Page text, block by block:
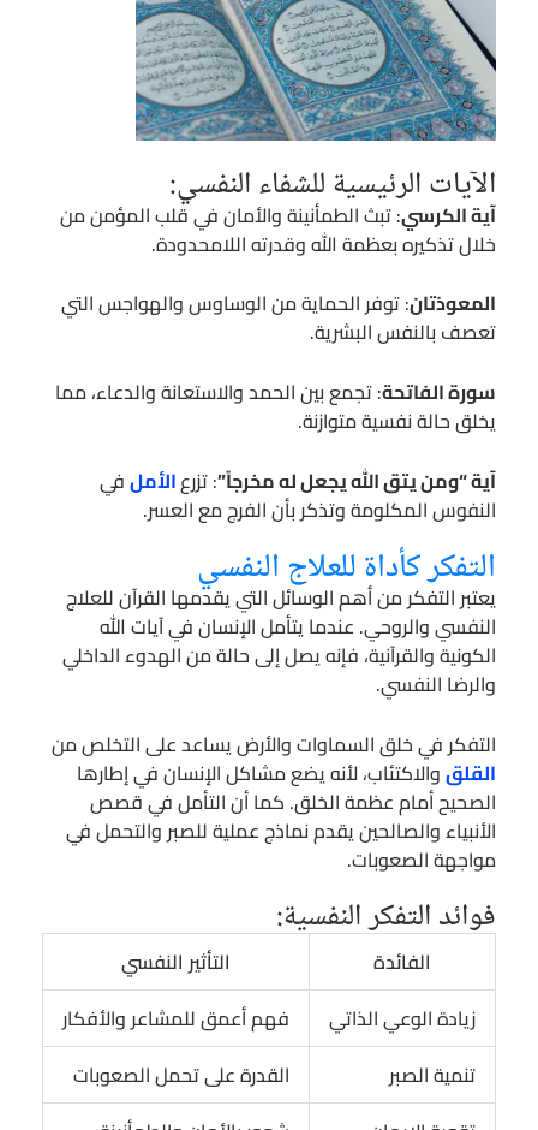
الآيات الرئيسية للشفاء النفسي:
آية الكرسي: تبث الطمأنينة والأمان في قلب المؤمن من
خلال تذكيره بعظمة الله وقدرته اللامحدودة.
المعوذتان: توفر الحماية من الوساوس والهواجس التي
تعصف بالنفس البشرية.
سورة الفاتحة: تجمع بين الحمد والاستعانة والدعاء، مما
يخلق حالة نفسية متوازنة.
آية “ومن يتق الله يجعل له مخرجاً”: تزرعالأملفي
النفوس المكلومة وتذكر بأن الفرج مع العسر.
التفكر كأداة للعلاج النفسي
يعتبر التفكر من أهم الوسائل التي يقدمها القرآن للعلاج
النفسي والروحي. عندما يتأمل الإنسان في آيات الله
الكونية والقرآنية، فإنه يصل إلى حالة من الهدوء الداخلي
والرضا النفسي.
التفكر في خلق السماوات والأرض يساعد على التخلص من
القلقوالاكتئاب، لأنه يضع مشاكل الإنسان في إطارها
الصحيح أمام عظمة الخلق. كما أن التأمل في قصص
الأنبياء والصالحين يقدم نماذج عملية للصبر والتحمل في
مواجهة الصعوبات.
فوائد التفكر النفسية:
الفائدة
التأثير النفسي
زيادة الوعي الذاتي
فهم أعمق للمشاعر والأفكار
تنمية الصبر
القدرة على تحمل الصعوبات